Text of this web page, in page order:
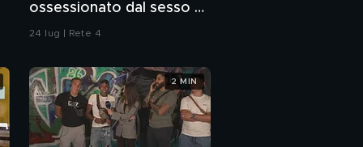
ossessionato dal sesso o
ragazzo rispettoso?
24 lug | Rete 4
2 MIN